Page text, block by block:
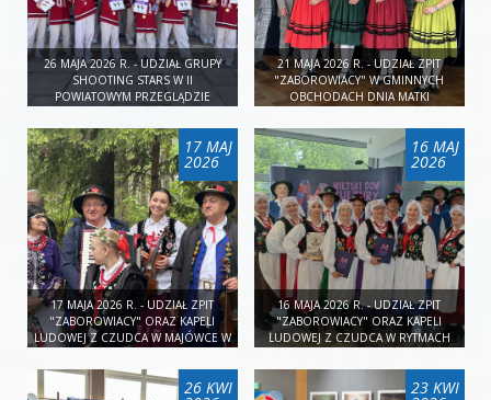
26 MAJA 2026 R. - UDZIAŁ GRUPY
SHOOTING STARS W II
POWIATOWYM PRZEGLĄDZIE
ZESPOŁÓW TANECZNYCH W
BOGUCHWALE.
21 MAJA 2026 R. - UDZIAŁ ZPIT
"ZABOROWIACY" W GMINNYCH
OBCHODACH DNIA MATKI
17 MAJ
2026
17 MAJA 2026 R. - UDZIAŁ ZPIT
"ZABOROWIACY" ORAZ KAPELI
LUDOWEJ Z CZUDCA W MAJÓWCE W
16 MAJ
2026
16 MAJA 2026 R. - UDZIAŁ ZPIT
"ZABOROWIACY" ORAZ KAPELI
LUDOWEJ Z CZUDCA W RYTMACH
26 KWI 23 KWI